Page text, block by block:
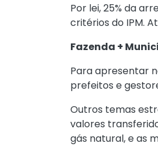
Por lei, 25% da
critérios do IPM.
Fazenda +
Para apresentar
prefeitos e
Outros temas
valores
gás natural, e as